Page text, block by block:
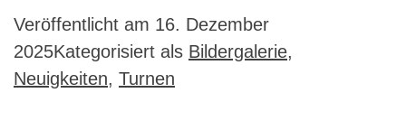
V.
Veröffentlicht am 16. Dezember
2025Kategorisiert als Bildergalerie,
Neuigkeiten, Turnen